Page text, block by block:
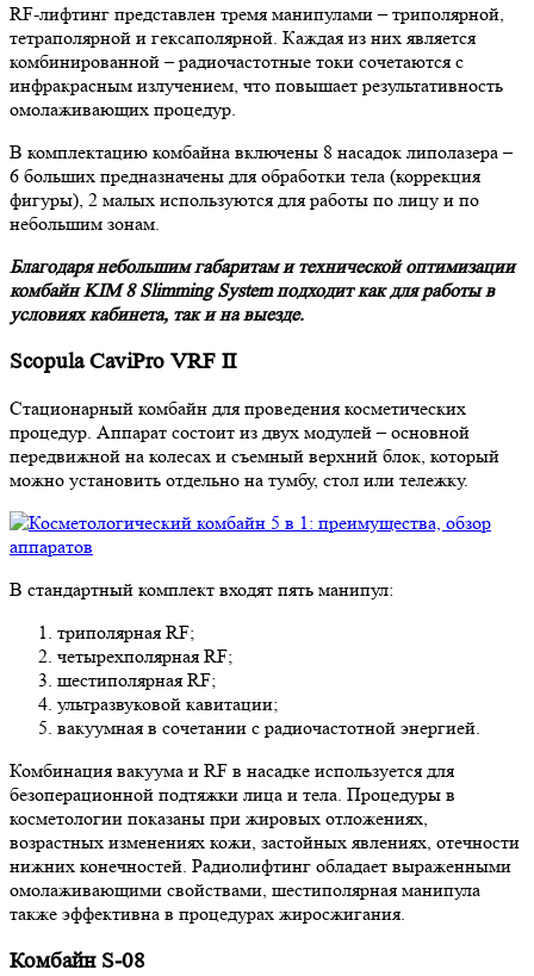
RF-лифтинг представлен тремя манипулами – триполярной,
тетраполярной и гексаполярной. Каждая из них является
комбинированной – радиочастотные токи сочетаются с
инфракрасным излучением, что повышает результативность
омолаживающих процедур.
В комплектацию комбайна включены 8 насадок липолазера –
6 больших предназначены для обработки тела (коррекция
фигуры), 2 малых используются для работы по лицу и по
небольшим зонам.
Благодаря небольшим габаритам и технической оптимизации
комбайн KIM 8 Slimming System подходит как для работы в
условиях кабинета, так и на выезде.
Scopula CaviPro VRF II
Стационарный комбайн для проведения косметических
процедур. Аппарат состоит из двух модулей – основной
передвижной на колесах и съемный верхний блок, который
можно установить отдельно на тумбу, стол или тележку.
В стандартный комплект входят пять манипул:
триполярная RF;
четырехполярная RF;
шестиполярная RF;
ультразвуковой кавитации;
вакуумная в сочетании с радиочастотной энергией.
Комбинация вакуума и RF в насадке используется для
безоперационной подтяжки лица и тела. Процедуры в
косметологии показаны при жировых отложениях,
возрастных изменениях кожи, застойных явлениях, отечности
нижних конечностей. Радиолифтинг обладает выраженными
омолаживающими свойствами, шестиполярная манипула
также эффективна в процедурах жиросжигания.
Комбайн S-08